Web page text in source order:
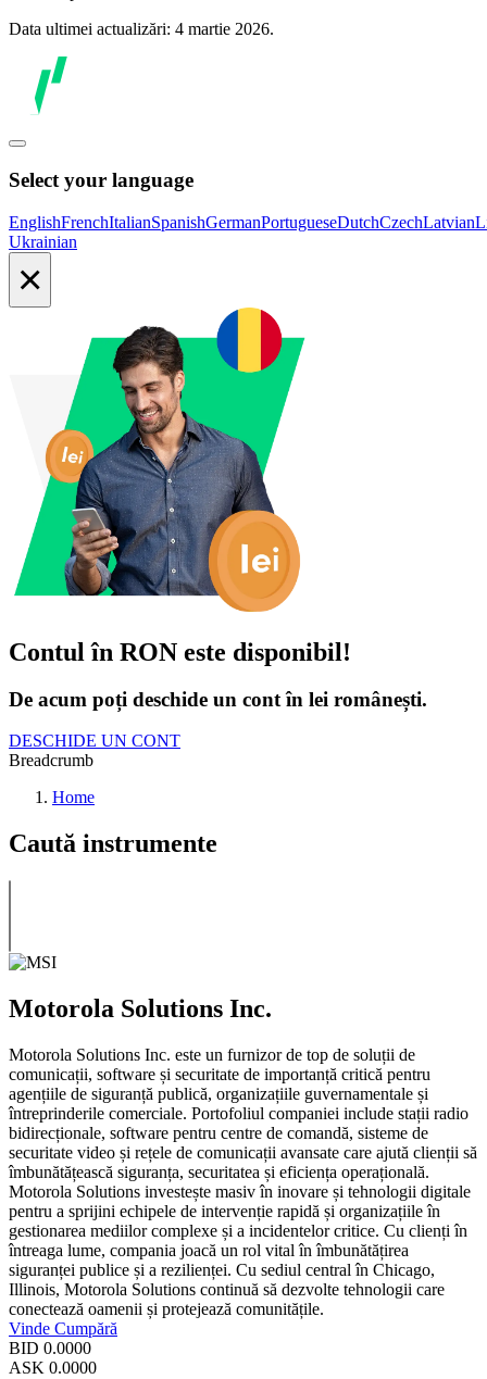
Data ultimei actualizări: 4 martie 2026.
Select your language
EnglishFrenchItalianSpanishGermanPortugueseDutchCzechLatvian
Ukrainian
×
Contul în RON este disponibil!
De acum poți deschide un cont în lei românești.
DESCHIDE UN CONT
Breadcrumb
Home
Caută instrumente
Motorola Solutions Inc.
Motorola Solutions Inc. este un furnizor de top de soluții de
comunicații, software și securitate de importanță critică pentru
agențiile de siguranță publică, organizațiile guvernamentale și
întreprinderile comerciale. Portofoliul companiei include stații radio
bidirecționale, software pentru centre de comandă, sisteme de
securitate video și rețele de comunicații avansate care ajută clienții să
îmbunătățească siguranța, securitatea și eficiența operațională.
Motorola Solutions investește masiv în inovare și tehnologii digitale
pentru a sprijini echipele de intervenție rapidă și organizațiile în
gestionarea mediilor complexe și a incidentelor critice. Cu clienți în
întreaga lume, compania joacă un rol vital în îmbunătățirea
siguranței publice și a rezilienței. Cu sediul central în Chicago,
Illinois, Motorola Solutions continuă să dezvolte tehnologii care
conectează oamenii și protejează comunitățile.
Vinde Cumpără
BID 0.0000
ASK 0.0000